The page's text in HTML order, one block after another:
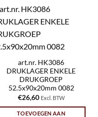
art.nr. HK3086
DRUKLAGER ENKELE
DRUKGROEP
52.5x90x20mm 0082
€26,60 Excl. BTW
TOEVOEGEN AAN